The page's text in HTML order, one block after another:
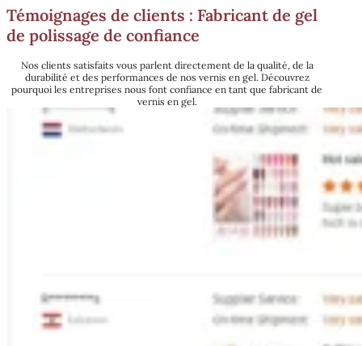
Témoignages de clients : Fabricant de gel
de polissage de confiance
Nos clients satisfaits vous parlent directement de la qualité, de la
durabilité et des performances de nos vernis en gel. Découvrez
pourquoi les entreprises nous font confiance en tant que fabricant de
vernis en gel.